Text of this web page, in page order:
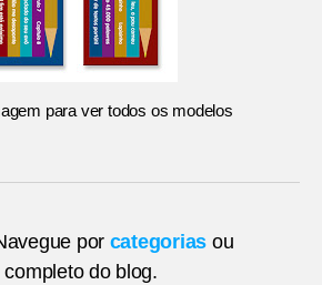
para ver todos os modelos
por categorias ou
completo do blog.